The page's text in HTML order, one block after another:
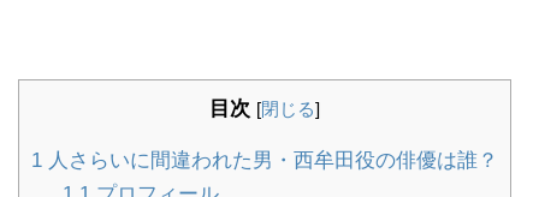
目次 [閉じる]
1 人さらいに間違われた男・西牟田役の俳優は誰？